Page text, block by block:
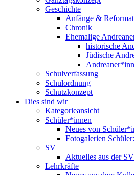
Geschichte
Anfänge &
Chronik
Ehemalige
historische
Jüdische
Schulverfassung
Schulordnung
Schutzkonzept
Dies sind wir
Kategorieansicht
Schüler*innen
Neues von
Fotogalerien
SV
Aktuelles aus der SV
Lehrkräfte